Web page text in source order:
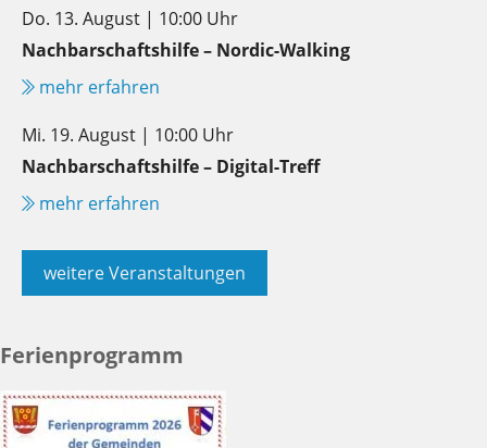
Do. 13. August | 10:00 Uhr
Nachbarschaftshilfe – Nordic-Walking
mehr erfahren
Mi. 19. August | 10:00 Uhr
Nachbarschaftshilfe – Digital-Treff
mehr erfahren
weitere Veranstaltungen
Ferienprogramm